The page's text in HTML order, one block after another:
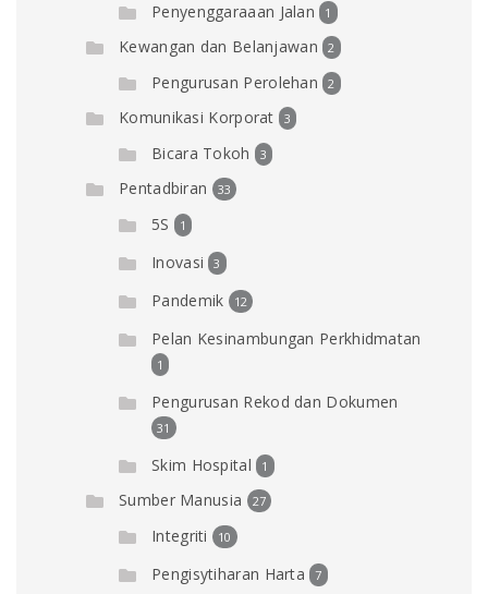
Penyenggaraaan Jalan 1
Kewangan dan Belanjawan 2
Pengurusan Perolehan 2
Komunikasi Korporat 3
Bicara Tokoh 3
Pentadbiran 33
5S 1
Inovasi 3
Pandemik 12
Pelan Kesinambungan Perkhidmatan
1
Pengurusan Rekod dan Dokumen
31
Skim Hospital 1
Sumber Manusia 27
Integriti 10
Pengisytiharan Harta 7